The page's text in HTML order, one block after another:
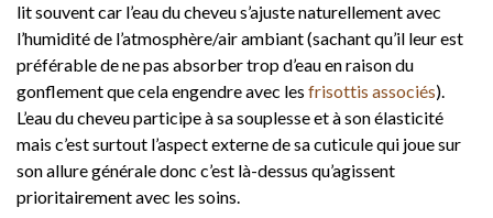
lit souvent car l’eau du cheveu s’ajuste naturellement avec
l’humidité de l’atmosphère/air ambiant (sachant qu’il leur est
préférable de ne pas absorber trop d’eau en raison du
gonflement que cela engendre avec les frisottis associés).
L’eau du cheveu participe à sa souplesse et à son élasticité
mais c’est surtout l’aspect externe de sa cuticule qui joue sur
son allure générale donc c’est là-dessus qu’agissent
prioritairement avec les soins.